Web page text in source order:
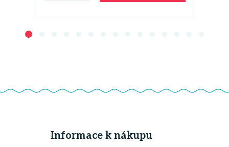
Informace k nákupu